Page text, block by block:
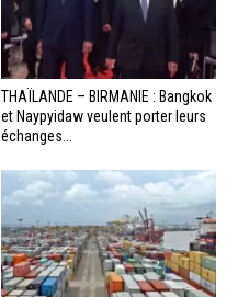
THAÏLANDE – BIRMANIE : Bangkok
et Naypyidaw veulent porter leurs
échanges...